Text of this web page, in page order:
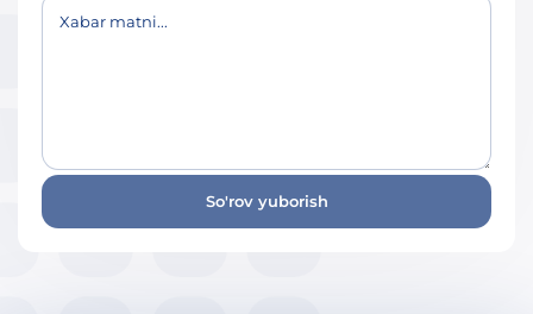
Xabar matni...
So'rov yuborish